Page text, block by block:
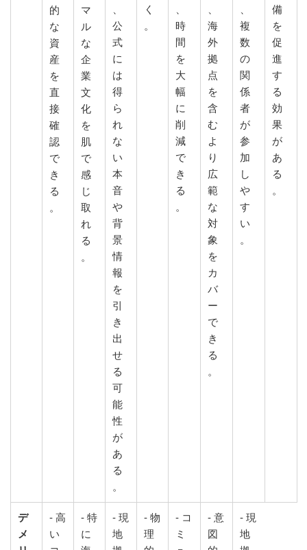
的
な
資
産
を
直
接
確
認
で
き
る
。
マ
ル
な
企
業
文
化
を
肌
で
感
じ
取
れ
る
。
公
式
に
は
得
ら
れ
な
い
本
音
や
背
景
情
報
を
引
き
出
せ
る
可
能
性
が
あ
る
。
く
。
時
間
を
大
幅
に
削
減
で
き
る
。
海
外
拠
点
を
含
む
よ
り
広
範
な
対
象
を
カ
バ
ー
で
き
る
。
複
数
の
関
係
者
が
参
加
し
や
す
い
。
備
を
促
進
す
る
効
果
が
あ
る
。
デ
メ
- 高
い
- 特
に
- 現
地
- 物
理
- コ
ミ
- 意
図
- 現
地